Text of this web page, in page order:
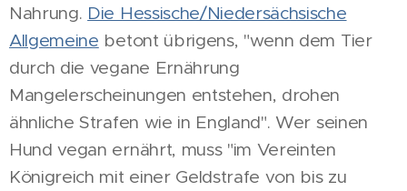
Nahrung. Die Hessische/Niedersächsische
Allgemeine betont übrigens, "wenn dem Tier
durch die vegane Ernährung
Mangelerscheinungen entstehen, drohen
ähnliche Strafen wie in England". Wer seinen
Hund vegan ernährt, muss "im Vereinten
Königreich mit einer Geldstrafe von bis zu